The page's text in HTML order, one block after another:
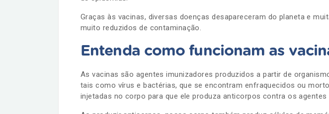
Graças às vacinas, diversas doenças desapareceram do planeta e
muito reduzidos de contaminação.
Entenda como funcionam as
As vacinas são agentes imunizadores produzidos a partir de
tais como vírus e bactérias, que se encontram enfraquecidos ou
injetadas no corpo para que ele produza anticorpos contra os agentes